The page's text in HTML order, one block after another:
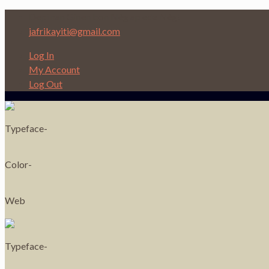
jafrikayiti@gmail.com
Log In
My Account
Log Out